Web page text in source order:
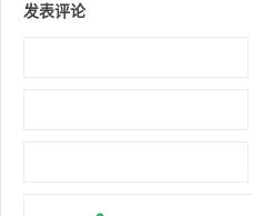
发表评论